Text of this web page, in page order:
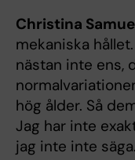
Christina
mekaniska
nästan inte ens,
hög ålder. Så
Jag har inte
jag inte inte